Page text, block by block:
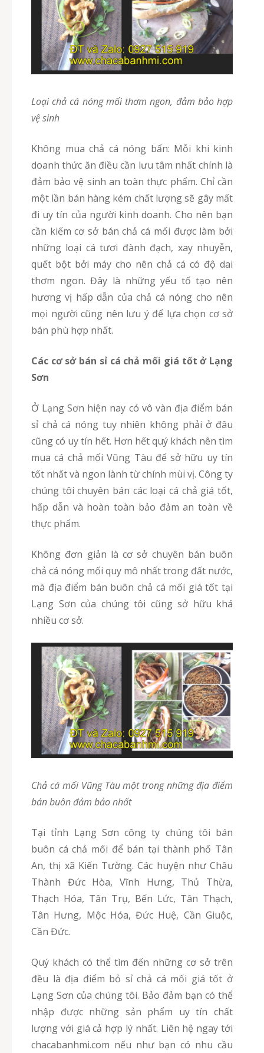
Loại chả cá nóng mối thơm ngon, đảm bảo hợp
vệ sinh
Không mua chả cá nóng bẩn: Mỗi khi kinh
doanh thức ăn điều cần lưu tâm nhất chính là
đảm bảo vệ sinh an toàn thực phẩm. Chỉ cần
một lần bán hàng kém chất lượng sẽ gây mất
đi uy tín của người kinh doanh. Cho nên bạn
cần kiếm cơ sở bán chả cá mối được làm bởi
những loại cá tươi đành đạch, xay nhuyễn,
quết bột bởi máy cho nên chả cá có độ dai
thơm ngon. Đây là những yếu tố tạo nên
hương vị hấp dẫn của chả cá nóng cho nên
mọi người cũng nên lưu ý để lựa chọn cơ sở
bán phù hợp nhất.
Các cơ sở bán sỉ cá chả mối giá tốt ở Lạng
Sơn
Ở Lạng Sơn hiện nay có vô vàn địa điểm bán
sỉ chả cá nóng tuy nhiên không phải ở đâu
cũng có uy tín hết. Hơn hết quý khách nên tìm
mua cá chả mối Vũng Tàu để sở hữu uy tín
tốt nhất và ngon lành từ chính mùi vị. Công ty
chúng tôi chuyên bán các loại cá chả giá tốt,
hấp dẫn và hoàn toàn bảo đảm an toàn về
thực phẩm.
Không đơn giản là cơ sở chuyên bán buôn
chả cá nóng mối quy mô nhất trong đất nước,
mà địa điểm bán buôn chả cá mối giá tốt tại
Lạng Sơn của chúng tôi cũng sở hữu khá
nhiều cơ sở.
chả cá mối Vũng Tàu một trong những địa điểm
bán buôn đảm bảo nhất
tại tỉnh Lạng Sơn công ty chúng tôi bán
buôn cá chả mối để bán tại thành phố Tân
An, thị xã Kiến Tường. Các huyện như Châu
Thành Đức Hòa, Vĩnh Hưng, Thủ Thừa,
Thạch Hóa, Tân Trụ, Bến Lức, Tân Thạch,
Tân Hưng, Mộc Hóa, Đức Huệ, Cần Giuộc,
Cần Đức.
quý khách có thể tìm đến những cơ sở trên
đều là địa điểm bỏ sỉ chả cá mối giá tốt ở
Lạng Sơn của chúng tôi. Bảo đảm bạn có thể
nhập được những sản phẩm uy tín chất
lượng với giá cả hợp lý nhất. Liên hệ ngay tới
chacabanhmi.com nếu như bạn có nhu cầu